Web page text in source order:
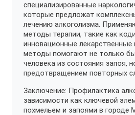
специализированные
которые предложат
лечению алкоголизма.
методы терапии, такие как
инновационные лекарственные
методы помогают не только
человека из состояния запоя,
предотвращением повторных
Заключение: Профилактика
зависимости как ключевой
похмельем и запоями в городе